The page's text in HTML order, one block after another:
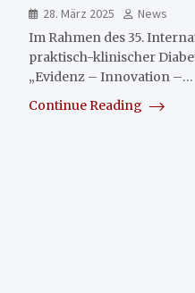
28. März 2025
News
Im Rahmen des 35.
praktisch-klinischer
„Evidenz – Innovation –…
Continue Reading